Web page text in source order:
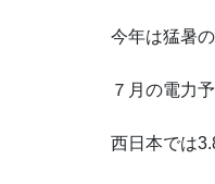
今年は猛暑
７月の電力
西日本では